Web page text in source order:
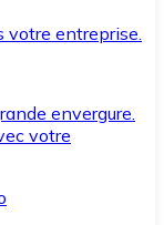
votre entreprise.
envergure.
votre